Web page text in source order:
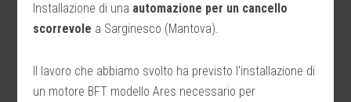
Installazione di una automazione per un cancello
scorrevole a Sarginesco (Mantova).
Il lavoro che abbiamo svolto ha previsto l’installazione di
un motore BFT modello Ares necessario per